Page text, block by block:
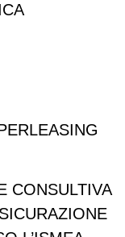
CONSULTIVA